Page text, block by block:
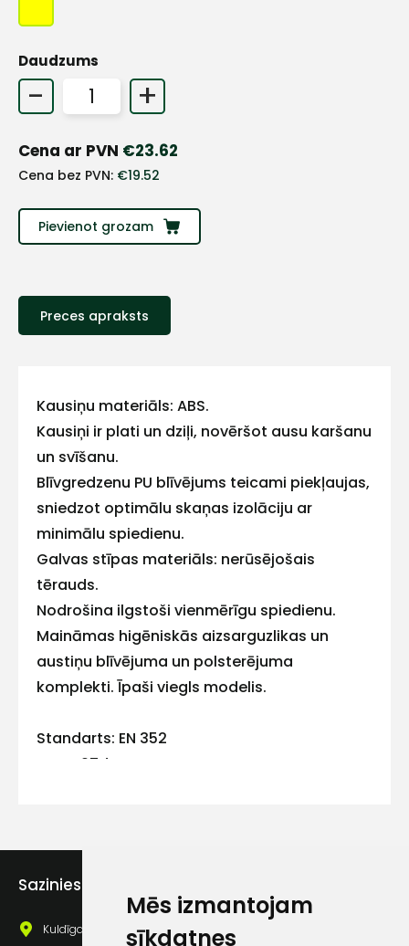
Mēs izmantojam
sīkdatnes
Daudzums
- +
Cena ar PVN €23.62
Cena bez PVN: €19.52
Pievienot grozam
Preces apraksts
Kausiņu materiāls: ABS.
Kausiņi ir plati un dziļi, novēršot ausu karšanu
un svīšanu.
Blīvgredzenu PU blīvējums teicami piekļaujas,
sniedzot optimālu skaņas izolāciju ar
minimālu spiedienu.
Galvas stīpas materiāls: nerūsējošais
tērauds.
Nodrošina ilgstoši vienmērīgu spiedienu.
Maināmas higēniskās aizsarguzlikas un
austiņu blīvējuma un polsterējuma
komplekti. Īpaši viegls modelis.
Standarts: EN 352
SNR - 27dB
Sazinies ar mums
Kuldīgas iela 69a, Saldus, Saldus nov., LV - 3801
Ziņojums
Piekrītu saņemt
+